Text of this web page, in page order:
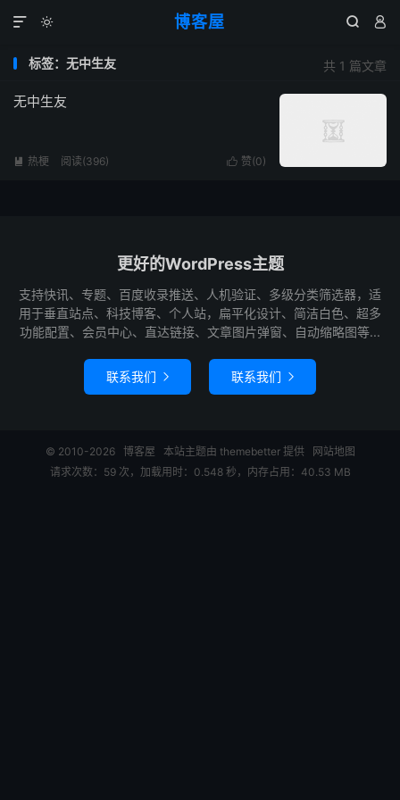
博客屋
  

共 1 篇文章
标签：无中生友
无中生友
 赞(0)
 热梗 阅读(396)
更好的WordPress主题
支持快讯、专题、百度收录推送、人机验证、多级分类筛选器，适
用于垂直站点、科技博客、个人站，扁平化设计、简洁白色、超多
功能配置、会员中心、直达链接、文章图片弹窗、自动缩略图等...
联系我们  联系我们 
© 2010-2026 博客屋 本站主题由 themebetter提供
网站地图
请求次数：59 次，加载用时：0.548 秒，内存占用：40.53 MB